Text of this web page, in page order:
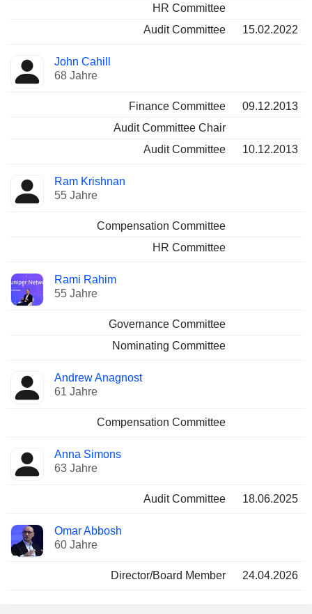
HR Committee
Audit Committee
15.02.2022
John Cahill
68 Jahre
Finance Committee
09.12.2013
Audit Committee Chair
Audit Committee
10.12.2013
Ram Krishnan
55 Jahre
Compensation Committee
HR Committee
Rami Rahim
55 Jahre
Governance Committee
Nominating Committee
Andrew Anagnost
61 Jahre
Compensation Committee
Anna Simons
63 Jahre
Audit Committee 18.06.2025
Omar Abbosh
60 Jahre
Director/Board Member 24.04.2026